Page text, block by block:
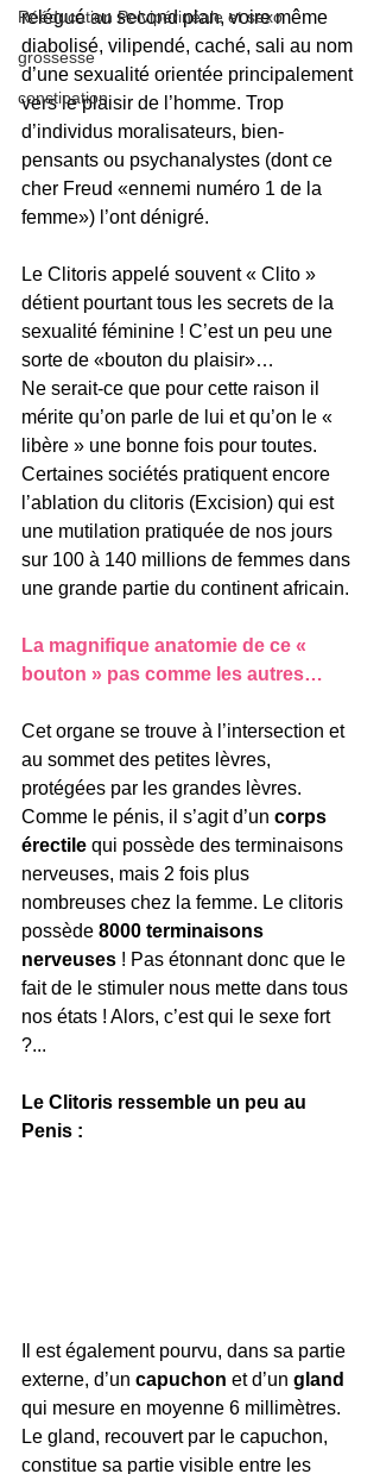
Rééducation Pelvipérinéale et sexo
grossesse
constipation
relégué au second plan, voire même
diabolisé, vilipendé, caché, sali au nom
d’une sexualité orientée principalement
vers le plaisir de l’homme. Trop
d’individus moralisateurs, bien-
pensants ou psychanalystes (dont ce
cher Freud «ennemi numéro 1 de la
femme») l’ont dénigré.
Le Clitoris appelé souvent « Clito »
détient pourtant tous les secrets de la
sexualité féminine ! C’est un peu une
sorte de «bouton du plaisir»…
Ne serait-ce que pour cette raison il
mérite qu’on parle de lui et qu’on le «
libère » une bonne fois pour toutes.
Certaines sociétés pratiquent encore
l’ablation du clitoris (Excision) qui est
une mutilation pratiquée de nos jours
sur 100 à 140 millions de femmes dans
une grande partie du continent africain.
La magnifique anatomie de ce «
bouton » pas comme les autres…
Cet organe se trouve à l’intersection et
au sommet des petites lèvres,
protégées par les grandes lèvres.
Comme le pénis, il s’agit d’un corps
érectile qui possède des terminaisons
nerveuses, mais 2 fois plus
nombreuses chez la femme. Le clitoris
possède 8000 terminaisons
nerveuses ! Pas étonnant donc que le
fait de le stimuler nous mette dans tous
nos états ! Alors, c’est qui le sexe fort
?...
Le Clitoris ressemble un peu au
Penis :
Il est également pourvu, dans sa partie
externe, d’un capuchon et d’un gland
qui mesure en moyenne 6 millimètres.
Le gland, recouvert par le capuchon,
constitue sa partie visible entre les